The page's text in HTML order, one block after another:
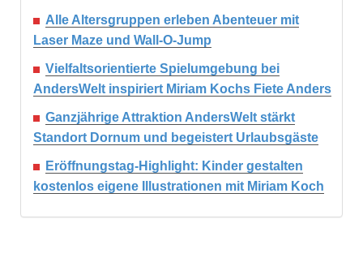
Alle Altersgruppen erleben Abenteuer mit
Laser Maze und Wall-O-Jump
Vielfaltsorientierte Spielumgebung bei
AndersWelt inspiriert Miriam Kochs Fiete Anders
Ganzjährige Attraktion AndersWelt stärkt
Standort Dornum und begeistert Urlaubsgäste
Eröffnungstag-Highlight: Kinder gestalten
kostenlos eigene Illustrationen mit Miriam Koch